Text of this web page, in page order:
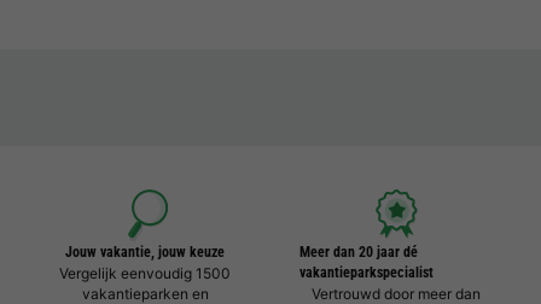
Jouw vakantie, jouw keuze
Vergelijk eenvoudig 1500
vakantieparken en
Meer dan 20 jaar dé
vakantieparkspecialist
Vertrouwd door meer dan